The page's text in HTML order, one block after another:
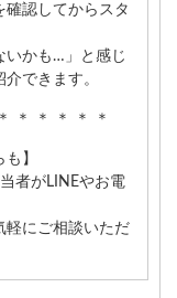
確認してからスタ
いかも…」と感じ
できます。
＊ ＊ ＊ ＊ ＊
】
者がLINEやお電
軽にご相談いただ